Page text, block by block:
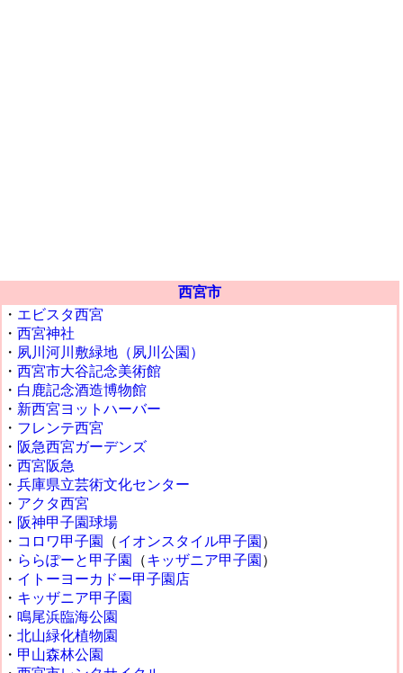
西宮市
・ エビスタ西宮
・ 西宮神社
・ 夙川河川敷緑地（夙川公園）
・ 西宮市大谷記念美術館
・ 白鹿記念酒造博物館
・ 新西宮ヨットハーバー
・ フレンテ西宮
・ 阪急西宮ガーデンズ
・ 西宮阪急
・ 兵庫県立芸術文化センター
・ アクタ西宮
・ 阪神甲子園球場
・ コロワ甲子園 （イオンスタイル甲子園 ）
・ ららぽーと甲子園 （キッザニア甲子園 ）
・ イトーヨーカドー甲子園店
・ キッザニア甲子園
・ 鳴尾浜臨海公園
・ 北山緑化植物園
・ 甲山森林公園